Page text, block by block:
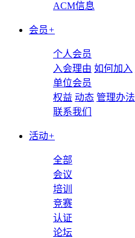
ACM信息
会员+
个人会员
入会理由 如何加入
单位会员
权益 动态 管理办法
联系我们
活动+
全部
会议
培训
竞赛
认证
论坛